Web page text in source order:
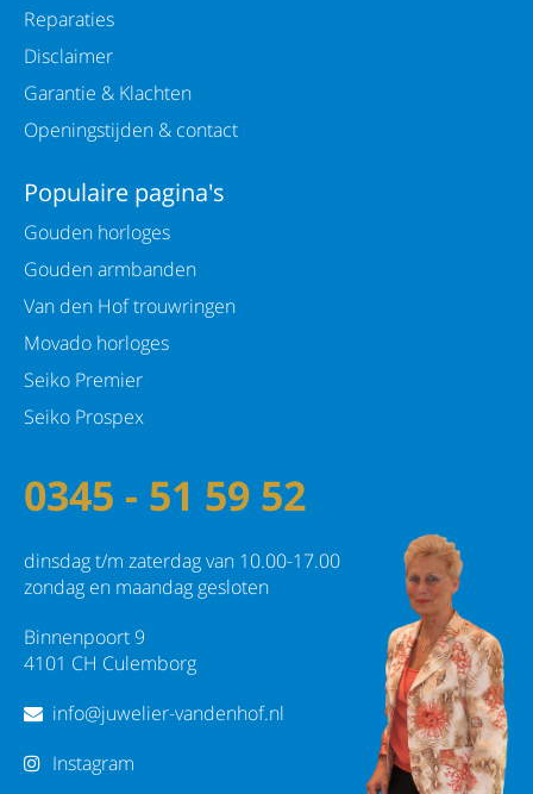
Reparaties
Disclaimer
Garantie & Klachten
Openingstijden & contact
Populaire pagina's
Gouden horloges
Gouden armbanden
Van den Hof trouwringen
Movado horloges
Seiko Premier
Seiko Prospex
0345 - 51 59 52
dinsdag t/m zaterdag van 10.00-17.00
zondag en maandag gesloten
Binnenpoort 9
4101 CH Culemborg
info@juwelier-vandenhof.nl
Instagram